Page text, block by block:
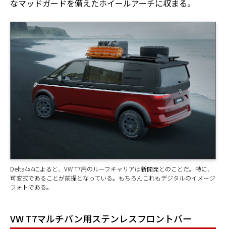
なマッドガードを備えたホイールアーチに収まる。
Delta4x4によると、VW T7用のルーフキャリアは新開発とのことだ。特に、
可変式であることが前提となっている。もちろんこれもデジタルのイメージ
フォトである。
VW T7マルチバン用ステンレスフロントバー